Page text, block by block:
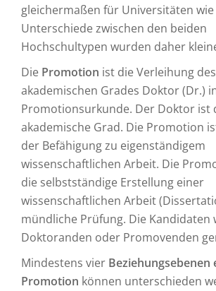
gleichermaßen für Universitäten wie
Unterschiede zwischen den beiden
Hochschultypen wurden daher
Die Promotion ist die Verleihung des
akademischen Grades Doktor (Dr.)
Promotionsurkunde. Der Doktor ist
akademische Grad. Die Promotion
der Befähigung zu eigenständigem
wissenschaftlichen Arbeit. Die
die selbstständige Erstellung einer
wissenschaftlichen Arbeit
mündliche Prüfung. Die Kandidaten
Doktoranden oder Promovenden
Mindestens vier Beziehungsebenen
Promotion können unterschieden